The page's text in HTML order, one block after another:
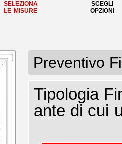
SELEZIONA
LE MISURE
SCEGLI
OPZIONI
Preventivo
Tipologia
ante di cui